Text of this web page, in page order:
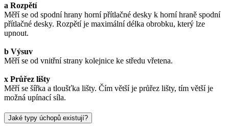
a Rozpětí
Měří se od spodní hrany horní přítlačné desky k horní hraně spodní
přítlačné desky. Rozpětí je maximální délka obrobku, který lze
upnout.
b Výsuv
Měří se od vnitřní strany kolejnice ke středu vřetena.
x Průřez lišty
Měří se šířka a tloušťka lišty. Čím větší je průřez lišty, tím větší je
možná upínací síla.
Jaké typy úchopů existují?